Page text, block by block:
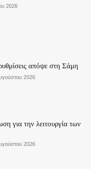
2026
απόψε στη Σάμη
2026
για την λειτουργία των
2026